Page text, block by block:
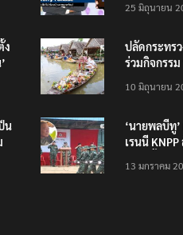
ง
น
ทั่วไทย ไม่ใช่
25 มิถุนายน
ปลัดกระทร
ร่วมกิจกรรม
ตักบาตรทา
10 มิถุนายน
‘นายพลบีทู
เรนนี
ประชาชนต้อ
13 มกราคม